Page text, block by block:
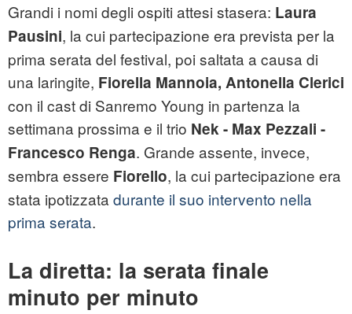
Grandi i nomi degli ospiti attesi stasera: Laura
Pausini, la cui partecipazione era prevista per la
prima serata del festival, poi saltata a causa di
una laringite, Fiorella Mannoia, Antonella Clerici
con il cast di Sanremo Young in partenza la
settimana prossima e il trio Nek - Max Pezzali -
Francesco Renga. Grande assente, invece,
sembra essere Fiorello, la cui partecipazione era
stata ipotizzata durante il suo intervento nella
prima serata.
La diretta: la serata finale
minuto per minuto